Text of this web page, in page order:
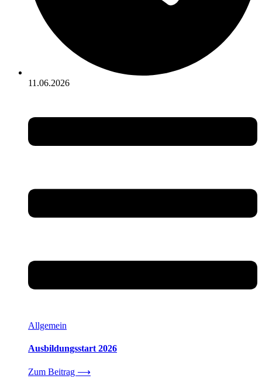
11.06.2026
Allgemein
Ausbildungsstart 2026
Zum Beitrag ⟶